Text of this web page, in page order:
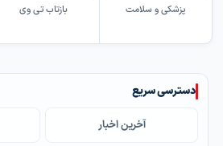
پزشکی و سلامت
بازتاب تی وی
دسترسی سریع
آخرین اخبار